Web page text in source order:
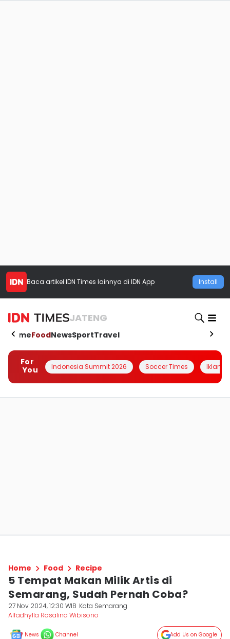
Baca artikel IDN Times lainnya di IDN App Install
JATENG
HomeFoodNewsSportTravel
For
You
Indonesia Summit 2026 Soccer Times Iklanin
Home Food Recipe
5 Tempat Makan Milik Artis di
Semarang, Sudah Pernah Coba?
27 Nov 2024, 12:30 WIB Kota Semarang
Alfadhylla Rosalina Wibisono
News Channel Add Us on Google